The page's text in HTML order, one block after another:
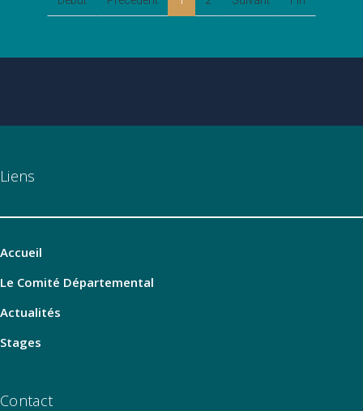
Liens
Accueil
Le Comité Départemental
Actualités
Stages
Contact